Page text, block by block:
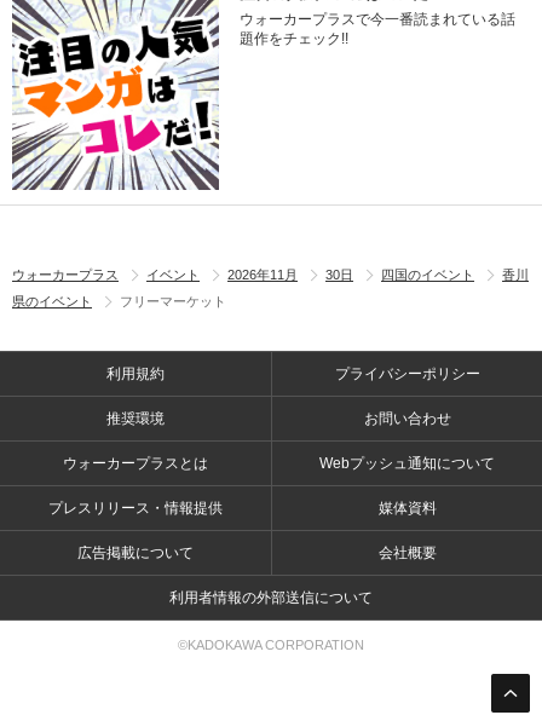
ウォーカープラスで今一番読まれている話
題作をチェック!!
ウォーカープラス イベント 2026年11月 30日 四国のイベント
香川
県のイベント
フリーマーケット
利用規約 プライバシーポリシー
推奨環境 お問い合わせ
ウォーカープラスとは Webプッシュ通知について
プレスリリース・情報提供 媒体資料
広告掲載について 会社概要
利用者情報の外部送信について
©KADOKAWA CORPORATION